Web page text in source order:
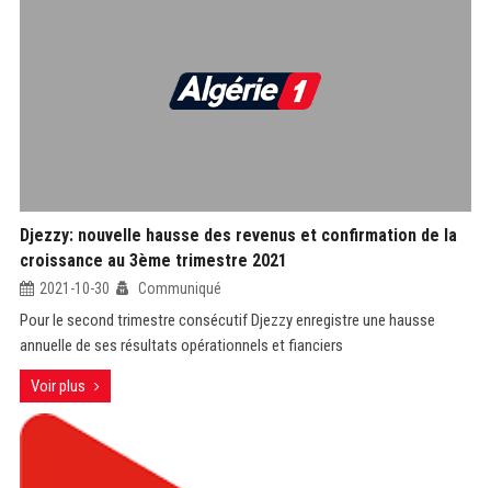
Djezzy: nouvelle hausse des revenus et confirmation de la
croissance au 3ème trimestre 2021
2021-10-30 Communiqué
Pour le second trimestre consécutif Djezzy enregistre une hausse
annuelle de ses résultats opérationnels et fianciers
Voir plus